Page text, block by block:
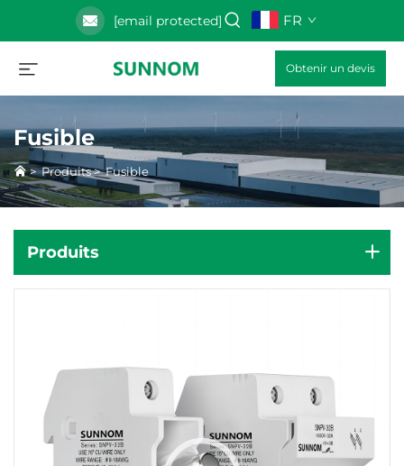
[email protected] FR
Obtenir un devis
Fusible
>Produits>Fusible
Produits